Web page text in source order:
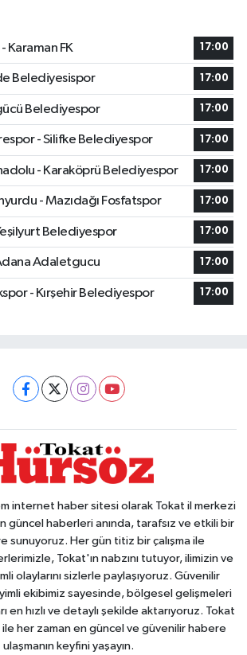
Karaman FK
17:00
Belediyesispor 17:00
Belediyespor 17:00
- Silifke Belediyespor 17:00
- Karaköprü Belediyespor 17:00
- Mazıdağı Fosfatspor 17:00
Belediyespor 17:00
Adaletgucu 17:00
- Kırşehir Belediyespor 17:00
internet haber sitesi olarak Tokat il merkezi
güncel haberleri anında, tarafsız ve etkili bir
sunuyoruz. Her gün titiz bir çalışma ile
Tokat'ın nabzını tutuyor, ilimizin ve
olaylarını sizlerle paylaşıyoruz. Güvenilir
ekibimiz sayesinde, bölgesel gelişmeleri
en hızlı ve detaylı şekilde aktarıyoruz. Tokat
her zaman en güncel ve güvenilir habere
ulaşmanın keyfini yaşayın.